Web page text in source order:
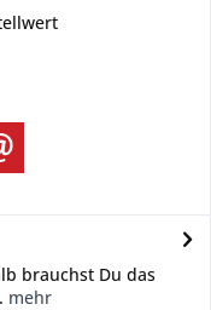
brauchst Du das
mehr